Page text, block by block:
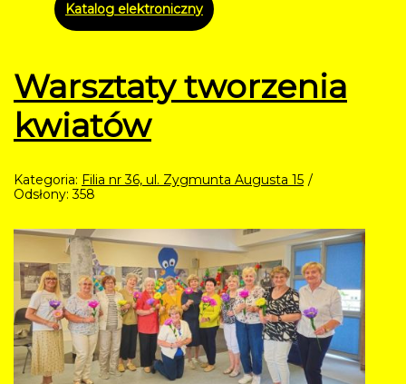
Katalog elektroniczny
Warsztaty tworzenia
kwiatów
Kategoria: Filia nr 36, ul. Zygmunta Augusta 15
Odsłony: 358